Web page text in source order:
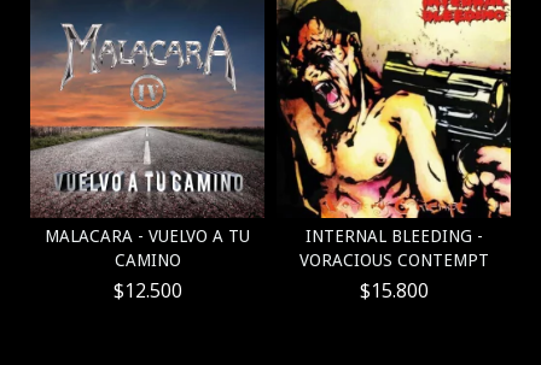
MALACARA - VUELVO A TU
CAMINO
$12.500
INTERNAL BLEEDING -
VORACIOUS CONTEMPT
$15.800